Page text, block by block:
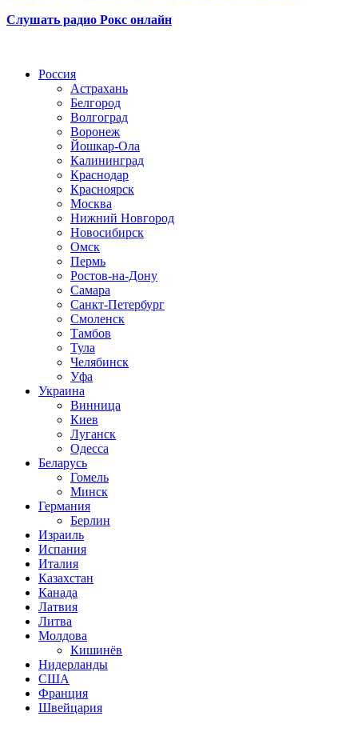
Слушать радио Рокс онлайн
Россия
Астрахань
Белгород
Волгоград
Воронеж
Йошкар-Ола
Калининград
Краснодар
Красноярск
Москва
Нижний Новгород
Новосибирск
Омск
Пермь
Ростов-на-Дону
Самара
Санкт-Петербург
Смоленск
Тамбов
Тула
Челябинск
Уфа
Украина
Винница
Киев
Луганск
Одесса
Беларусь
Гомель
Минск
Германия
Берлин
Израиль
Испания
Италия
Казахстан
Канада
Латвия
Литва
Молдова
Кишинёв
Нидерланды
США
Франция
Швейцария